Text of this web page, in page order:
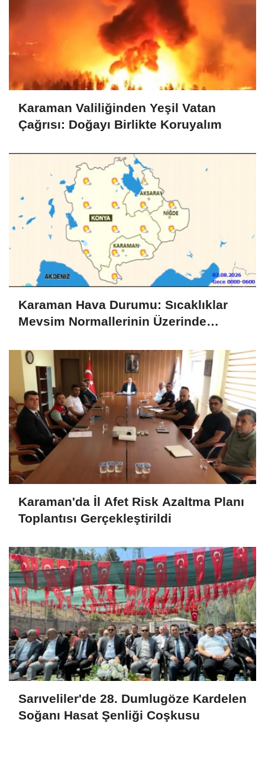
Karaman Valiliğinden Yeşil Vatan
Çağrısı: Doğayı Birlikte Koruyalım
Karaman Hava Durumu: Sıcaklıklar
Mevsim Normallerinin Üzerinde
Karaman'da İl Afet Risk Azaltma Planı
Toplantısı Gerçekleştirildi
Sarıveliler'de 28. Dumlugöze Kardelen
Soğanı Hasat Şenliği Coşkusu